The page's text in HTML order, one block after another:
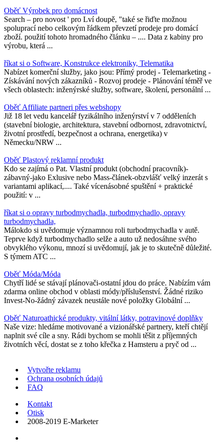
Oběť Výrobek pro domácnost
Search – pro novost ' pro Lví doupě, "také se řiďte možnou
spoluprací nebo celkovým řádkem převzetí prodeje pro domácí
zboží. použití tohoto hromadného článku – .... Data z kabiny pro
výrobu, která ...
říkat si o Software, Konstrukce elektroniky, Telematika
Nabízet komerční služby, jako jsou: Přímý prodej - Telemarketing -
Získávání nových zákazníků - Rozvoj prodeje - Plánování téměř ve
všech oblastech: inženýrské služby, software, školení, personální ...
Oběť Affiliate partneri přes webshopy
Již 18 let vedu kancelář fyzikálního inženýrství v 7 odděleních
(stavební biologie, architektura, stavební odbornost, zdravotnictví,
životní prostředí, bezpečnost a ochrana, energetika) v
Německu/NRW ...
Oběť Plastový reklamní produkt
Kdo se zajímá o Pat. Vlastní produkt (obchodní pracovník)-
zábavný-jako Exlusive nebo Mass-článek-obzvlášť velký inzerát s
variantami aplikací,.... Také vícenásobné spuštění + praktické
použití: v ...
říkat si o opravy turbodmychadla, turbodmychadlo, opravy
turbodmychadla,
Málokdo si uvědomuje významnou roli turbodmychadla v autě.
Teprve když turbodmychadlo selže a auto už nedosáhne svého
obvyklého výkonu, mnozí si uvědomují, jak je to skutečně důležité.
S týmem ATC ...
Oběť Móda/Móda
Chytří lidé se stávají plánovači-ostatní jdou do práce. Nabízím vám
zdarma online obchod v oblasti módy/příslušenství. Žádné riziko
Invest-No-žádný závazek neustále nové položky Globální ...
Oběť Naturoathické produkty, vitální látky, potravinové doplňky
Naše vize: hledáme motivované a vizionářské partnery, kteří chtějí
naplnit své cíle a sny. Rádi bychom se mohli těšit z příjemných
životních věcí, dostat se z toho křečka z Hamsteru a pryč od ...
Vytvořte reklamu
Ochrana osobních údajů
FAQ
Kontakt
Otisk
2008-2019 E-Marketer